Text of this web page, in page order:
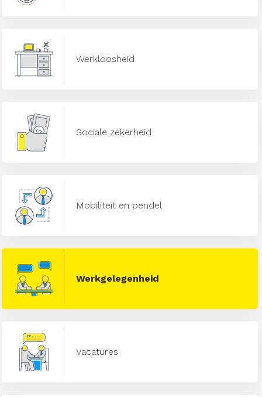
Werkloosheid
Sociale zekerheid
Mobiliteit en pendel
Werkgelegenheid
Vacatures